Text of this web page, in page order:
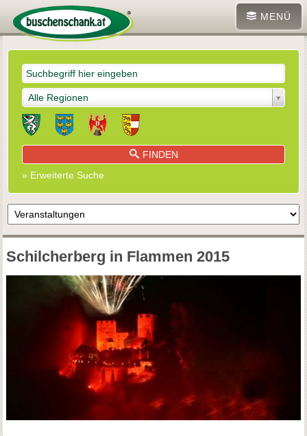
MENÜ
Alle Regionen
FINDEN
» Erweiterte Suche
Schilcherberg in Flammen 2015